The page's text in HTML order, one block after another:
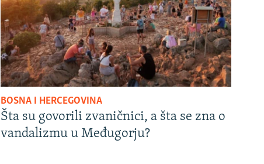
BOSNA I HERCEGOVINA
Šta su govorili zvaničnici, a šta se zna o
vandalizmu u Međugorju?